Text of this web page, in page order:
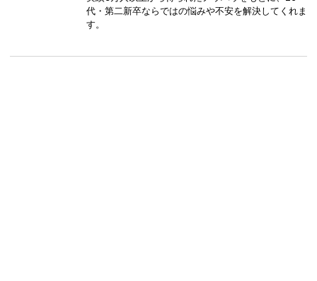
代・第二新卒ならではの悩みや不安を解決してくれま
す。